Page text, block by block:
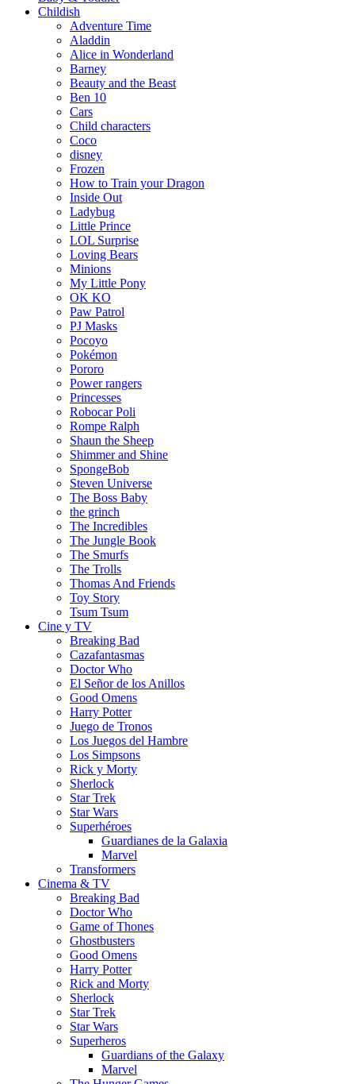
Childish
Adventure Time
Aladdin
Alice in Wonderland
Barney
Beauty and the Beast
Ben 10
Cars
Child characters
Coco
disney
Frozen
How to Train your Dragon
Inside Out
Ladybug
Little Prince
LOL Surprise
Loving Bears
Minions
My Little Pony
OK KO
Paw Patrol
PJ Masks
Pocoyo
Pokémon
Pororo
Power rangers
Princesses
Robocar Poli
Rompe Ralph
Shaun the Sheep
Shimmer and Shine
SpongeBob
Steven Universe
The Boss Baby
the grinch
The Incredibles
The Jungle Book
The Smurfs
The Trolls
Thomas And Friends
Toy Story
Tsum Tsum
Cine y TV
Breaking Bad
Cazafantasmas
Doctor Who
El Señor de los Anillos
Good Omens
Harry Potter
Juego de Tronos
Los Juegos del Hambre
Los Simpsons
Rick y Morty
Sherlock
Star Trek
Star Wars
Superhéroes
Guardianes de la Galaxia
Marvel
Transformers
Cinema & TV
Breaking Bad
Doctor Who
Game of Thones
Ghostbusters
Good Omens
Harry Potter
Rick and Morty
Sherlock
Star Trek
Star Wars
Superheros
Guardians of the Galaxy
Marvel